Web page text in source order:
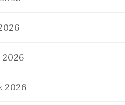
2026